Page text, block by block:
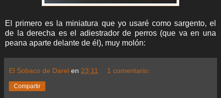
El primero es la miniatura que yo usaré como sargento, el
de la derecha es el adiestrador de perros (que va en una
peana aparte delante de él), muy molón:
El Sobaco de Darel en 23:11 1 comentario:
Compartir